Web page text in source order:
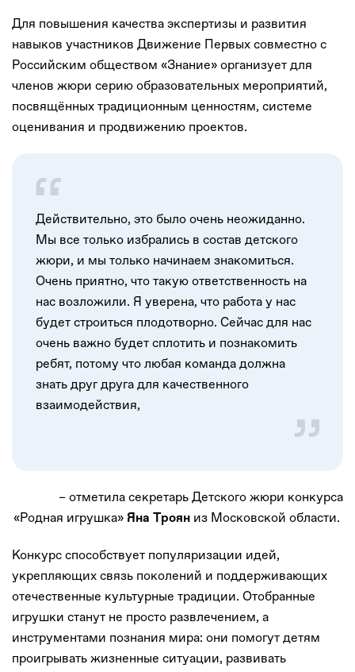
Для повышения качества экспертизы и развития
навыков участников Движение Первых совместно с
Российским обществом «Знание» организует для
членов жюри серию образовательных мероприятий,
посвящённых традиционным ценностям, системе
оценивания и продвижению проектов.
Действительно, это было очень неожиданно.
Мы все только избрались в состав детского
жюри, и мы только начинаем знакомиться.
Очень приятно, что такую ответственность на
нас возложили. Я уверена, что работа у нас
будет строиться плодотворно. Сейчас для нас
очень важно будет сплотить и познакомить
ребят, потому что любая команда должна
знать друг друга для качественного
взаимодействия,
– отметила секретарь Детского жюри конкурса
«Родная игрушка» Яна Троян из Московской области.
Конкурс способствует популяризации идей,
укрепляющих связь поколений и поддерживающих
отечественные культурные традиции. Отобранные
игрушки станут не просто развлечением, а
инструментами познания мира: они помогут детям
проигрывать жизненные ситуации, развивать